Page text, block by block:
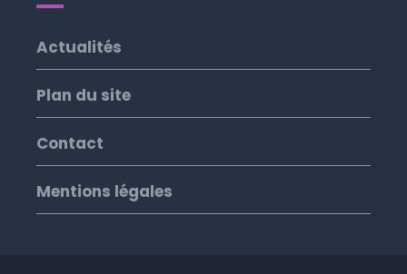
Actualités
Plan du site
Contact
Mentions légales